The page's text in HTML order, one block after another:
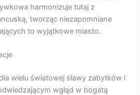
harmonizuje tutaj z
tworząc niezapomniane
to wyjątkowe miasto.
wielu światowej sławy zabytków i
wgląd w bogatą